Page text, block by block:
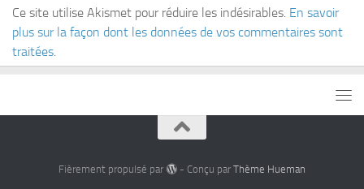
Ce site utilise Akismet pour réduire les indésirables. En savoir
plus sur la façon dont les données de vos commentaires sont
traitées.
Fièrement propulsé par - Conçu par Thème Hueman